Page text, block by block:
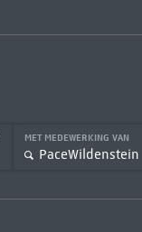
MET MEDEWERKING VAN
PaceWildenstein